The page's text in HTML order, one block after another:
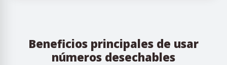
Beneficios principales de usar
números desechables